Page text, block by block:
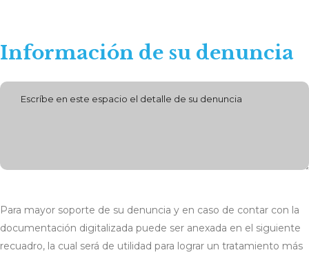
Información de su denuncia
Para mayor soporte de su denuncia y en caso de contar con la
documentación digitalizada puede ser anexada en el siguiente
recuadro, la cual será de utilidad para lograr un tratamiento más